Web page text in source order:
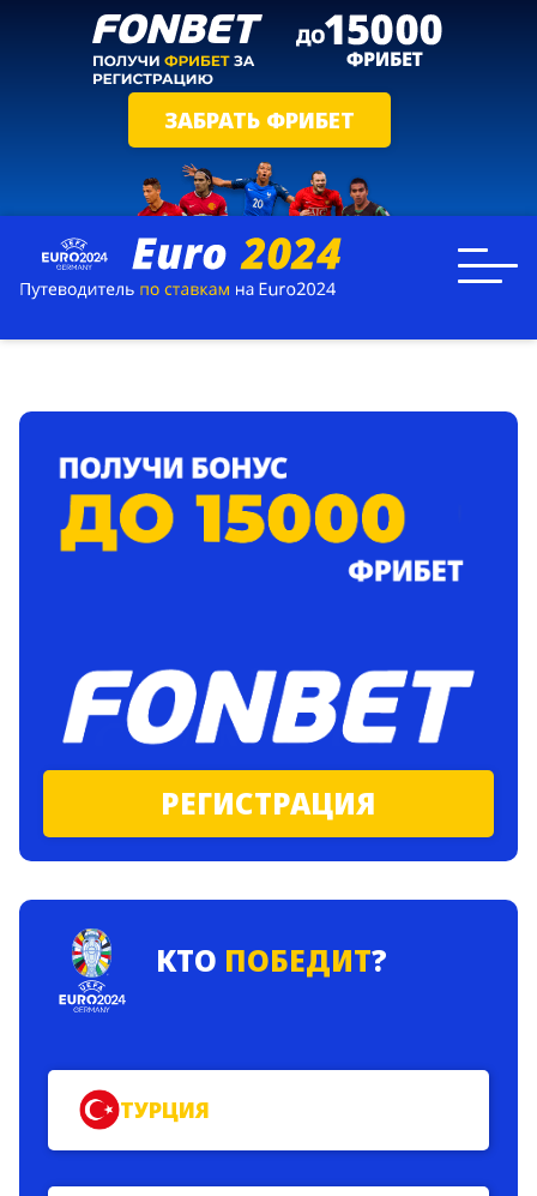
ЗАБРАТЬ ФРИБЕТ
РЕГИСТРАЦИЯ
КТО ПОБЕДИТ?
ТУРЦИЯ